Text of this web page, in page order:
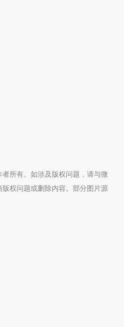
所有。如涉及版权问题，请与微
权问题或删除内容。部分图片源